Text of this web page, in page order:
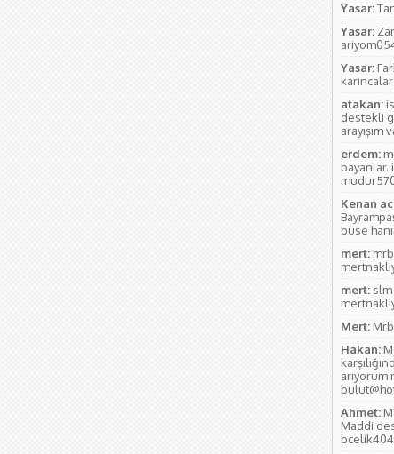
Yasar:
Yasar:
Yasar:
atakan:
destekli
arayışım
erdem:
Kenan
buse
mert:
mert:
Mert:
Hakan:
arıyorum
Ahmet:
Maddi